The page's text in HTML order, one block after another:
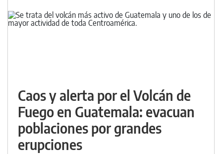
Caos y alerta por el Volcán de
Fuego en Guatemala: evacuan
poblaciones por grandes
erupciones